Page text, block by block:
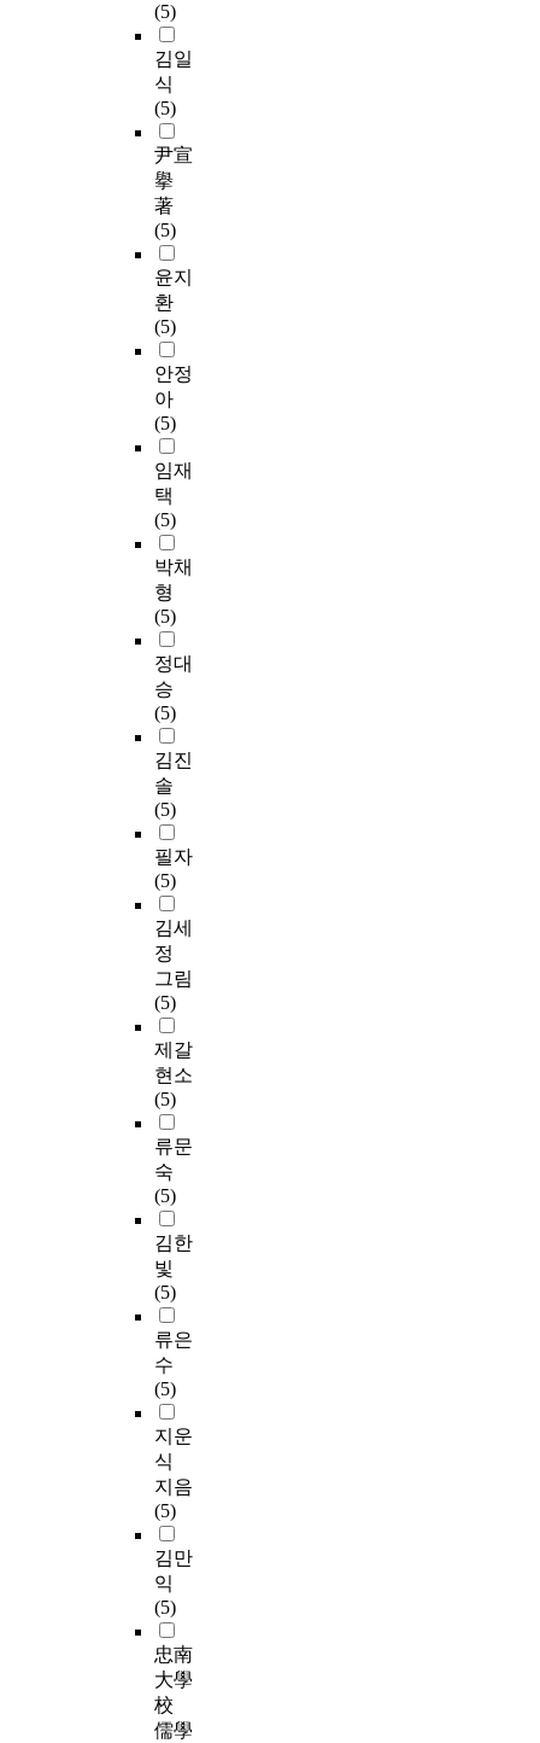
(5)
김일
식
(5)
尹宣
擧
著
(5)
윤지
환
(5)
안정
아
(5)
임재
택
(5)
박채
형
(5)
정대
승
(5)
김진
솔
(5)
필자
(5)
김세
정
그림
(5)
제갈
현소
(5)
류문
숙
(5)
김한
빛
(5)
류은
수
(5)
지운
식
지음
(5)
김만
익
(5)
忠南
大學
校
儒學